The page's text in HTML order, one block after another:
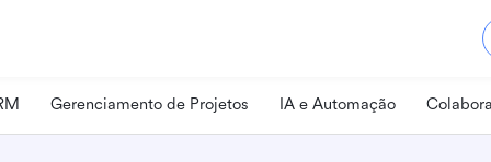
Gerenciamento de Projetos IA e Automação